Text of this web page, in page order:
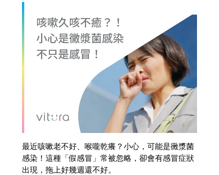
最近咳嗽老不好、喉嚨乾癢？小心，可能是黴漿菌
感染！這種「假感冒」常被忽略，卻會有感冒症狀
出現，拖上好幾週還不好。